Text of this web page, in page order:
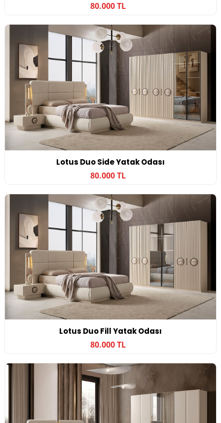
80.000 TL
Lotus Duo Side Yatak Odası
80.000 TL
Lotus Duo Fill Yatak Odası
80.000 TL